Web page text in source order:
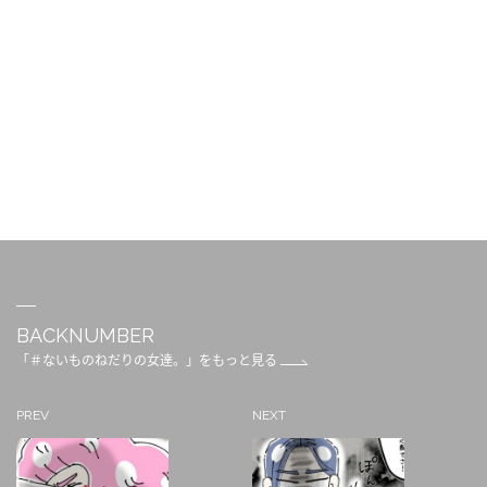
BACKNUMBER
「＃ないものねだりの女達。」をもっと見る
PREV NEXT